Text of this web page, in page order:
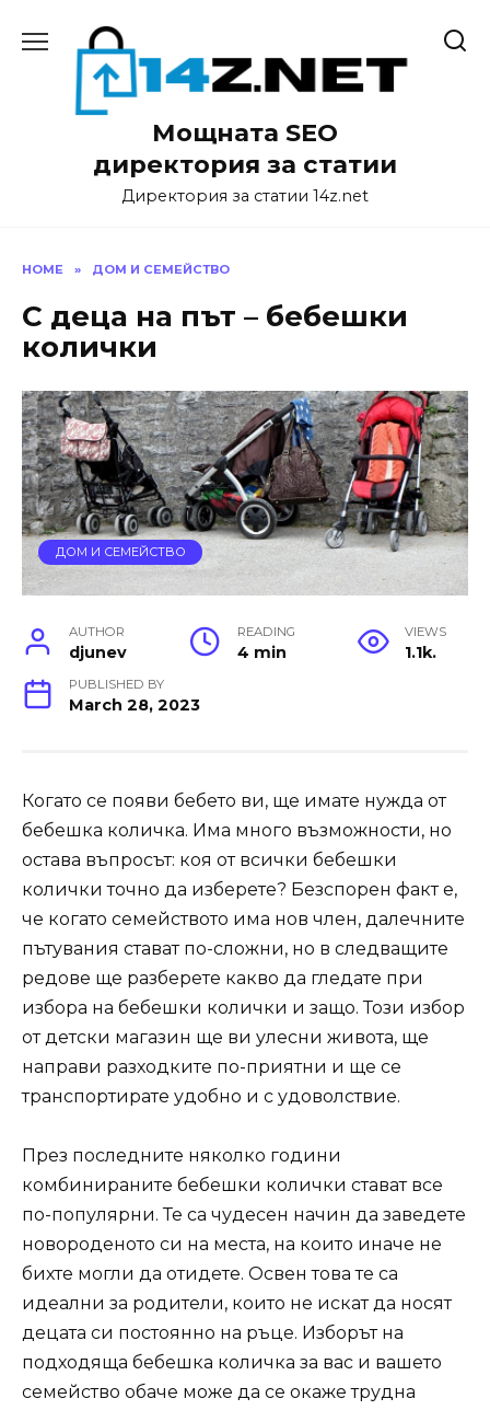
Мощната SEO
директория за статии
Директория за статии 14z.net
HOME » ДОМ И СЕМЕЙСТВО
С деца на път – бебешки
колички
ДОМ И СЕМЕЙСТВО
AUTHOR
djunev
READING
4 min
VIEWS
1.1k.
PUBLISHED BY
March 28, 2023
Когато се появи бебето ви, ще имате нужда от
бебешка количка. Има много възможности, но
остава въпросът: коя от всички бебешки
колички точно да изберете? Безспорен факт е,
че когато семейството има нов член, далечните
пътувания стават по-сложни, но в следващите
редове ще разберете какво да гледате при
избора на бебешки колички и защо. Този избор
от детски магазин ще ви улесни живота, ще
направи разходките по-приятни и ще се
транспортирате удобно и с удоволствие.
През последните няколко години
комбинираните бебешки колички стават все
по-популярни. Те са чудесен начин да заведете
новороденото си на места, на които иначе не
бихте могли да отидете. Освен това те са
идеални за родители, които не искат да носят
децата си постоянно на ръце. Изборът на
подходяща бебешка количка за вас и вашето
семейство обаче може да се окаже трудна